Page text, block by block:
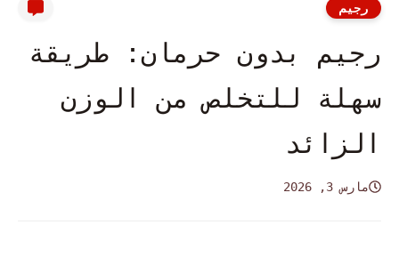
رجيم
رجيم بدون حرمان: طريقة
سهلة للتخلص من الوزن
الزائد
مارس 3, 2026